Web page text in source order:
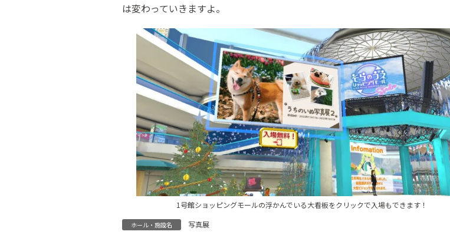
は変わっていきますよ。
1号館ショッピングモールの浮かんでいる大看板をクリックで入場もできます！
ホール・施設名 写真展